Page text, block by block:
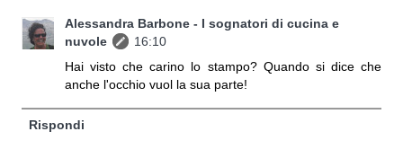
Alessandra Barbone - I sognatori di cucina e
nuvole
16:10
Hai visto che carino lo stampo? Quando si dice che
anche l'occhio vuol la sua parte!
Rispondi